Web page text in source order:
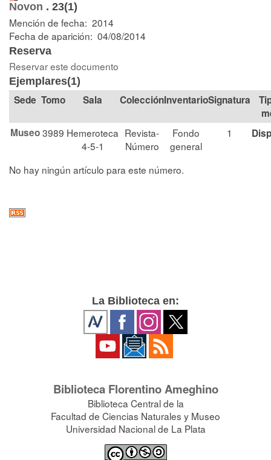
Novon . 23(1)
Mención de fecha: 2014
Fecha de aparición: 04/08/2014
Reserva
Reservar este documento
Ejemplares(1)
Tomo Sala Colección Signatura
Museo3989 Hemeroteca
4-5-1
Revista-
Número
Fondo
general
1
No hay ningún artículo para este número.
La Biblioteca en:
Biblioteca Florentino Ameghino
Biblioteca Central de la
Facultad de Ciencias Naturales y Museo
Universidad Nacional de La Plata